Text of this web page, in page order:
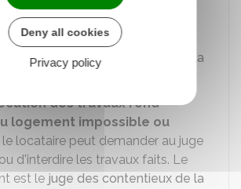
peut demander au juge
d'interdire les travaux faits. Le
est lejuge des contentieux de la
des travaux rend
logement impossible ou
le locataire peut demander au juge
d'interdire les travaux faits. Le
est le juge des contentieux de la
Deny all cookies
Privacy policy